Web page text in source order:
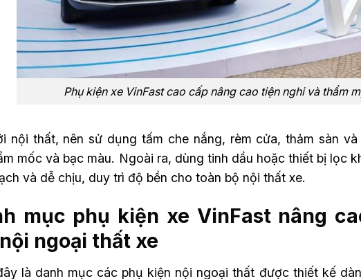
Phụ kiện xe VinFast cao cấp nâng cao tiện nghi và thẩm
nội thất, nên sử dụng tấm che nắng, rèm cửa, thảm sàn
mốc và bạc màu. Ngoài ra, dùng tinh dầu hoặc thiết bị lọc
và dễ chịu, duy trì độ bền cho toàn bộ nội thất xe.
mục phụ kiện xe VinFast nâng
ngoại thất xe
là danh mục các phụ kiện nội ngoại thất được thiết kế